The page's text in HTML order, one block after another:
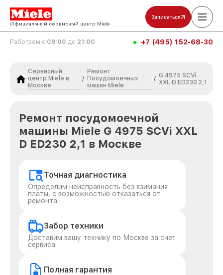
Официальный сервисный центр Miele
Записаться
Работаем с 09:00 до 21:00 +7 (495) 152-68-30
Сервисный
центр Miele в
Москве
/
Ремонт
Посудомоечных
машин Miele
/ G 4975 SCVi
XXL D ED230 2,1
Ремонт посудомоечной
машины Miele G 4975 SCVi XXL
D ED230 2,1 в Москве
Точная диагностика
Определим неисправность без взимания
платы, с возможностью отказаться от
ремонта.
Забор техники
Доставим вашу технику по Москве за счет
сервиса.
Полная гарантия